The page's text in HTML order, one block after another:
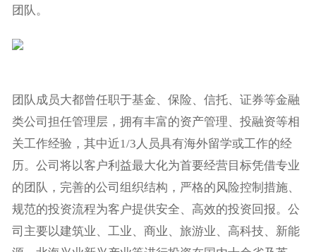
团队。
团队成员大都曾任职于基金、保险、信托、证券等金融
类公司担任管理层，拥有丰富的资产管理、投融资等相
关工作经验，其中近1/3人员具有海外留学或工作的经
历。公司将以客户利益最大化为首要经营目标凭借专业
的团队，完善的公司组织结构，严格的风险控制措施、
规范的投资流程为客户提供安全、高效的投资回报。公
司主要以建筑业、工业、商业、旅游业、高科技、新能